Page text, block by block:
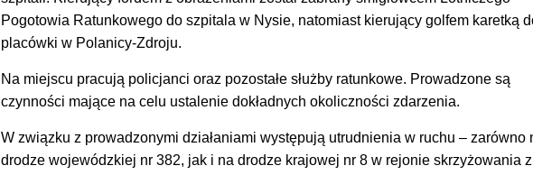
Pogotowia Ratunkowego do szpitala w Nysie, natomiast kierujący golfem karetką
placówki w Polanicy-Zdroju.
Na miejscu pracują policjanci oraz pozostałe służby ratunkowe. Prowadzone są
czynności mające na celu ustalenie dokładnych okoliczności zdarzenia.
W związku z prowadzonymi działaniami występują utrudnienia w ruchu – zarówno
drodze wojewódzkiej nr 382, jak i na drodze krajowej nr 8 w rejonie skrzyżowania z